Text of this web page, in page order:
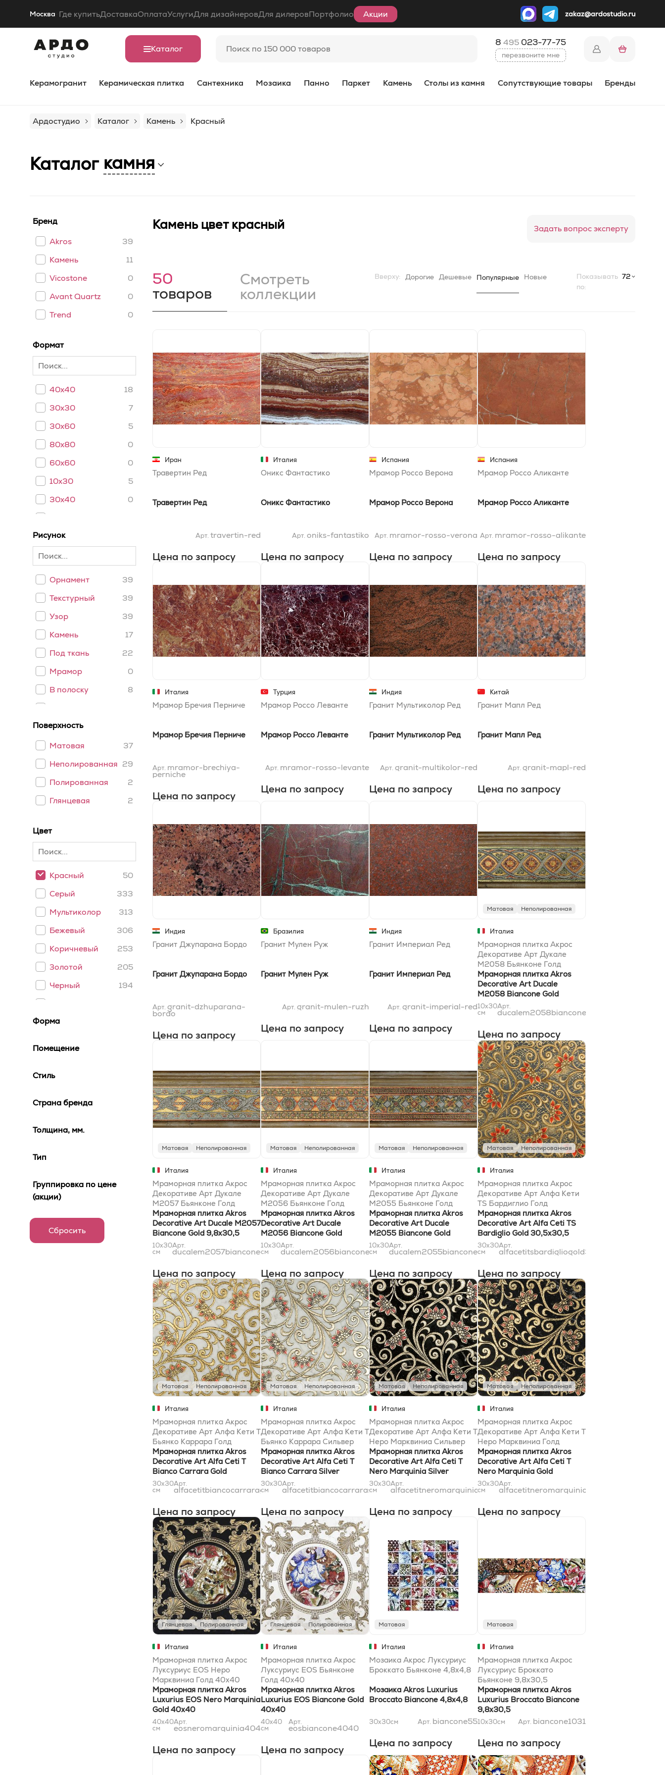
Москва Где купитьДоставкаОплатаУслугиДля дизайнеровДля дилеровПортфолио Акции zakaz@ardostudio.ru
Каталог
8 495 023-77-75
перезвоните мне
Керамогранит Керамическая плитка Сантехника Мозаика Панно Паркет Камень Столы из камня Сопутствующие товары Бренды
Ардостудио Каталог Камень Красный
Каталог камня
Бренд
Akros
39
Камень
11
Vicostone
0
Avant Quartz
0
Trend
0
Формат
40x40
18
30x30
7
30x60
5
80x80
0
60x60
0
10x30
5
30x40
0
30x35
35x35
Рисунок
Орнамент
39
Текстурный
39
Узор
39
Камень
17
Под ткань
22
Мрамор
0
В полоску
8
Мозаика
Под старину
0
Пэчворк
1
Травертин
0
Поверхность
Матовая
37
Неполированная 29
Полированная
2
Глянцевая
2
Цвет
Красный
50
Серый
333
Мультиколор
313
Бежевый
306
Коричневый
253
Золотой
205
Черный
194
Желтый
Зеленый
Медный
Розовый
Фиолетовый
Форма
Помещение
Стиль
Страна бренда
Толщина, мм.
Тип
Группировка по цене
(акции)
Камень цвет красный Задать вопрос эксперту
50
товаров
Смотреть
коллекции
Вверху: Дорогие Дешевые Популярные Новые
Показывать
по:
72
Иран
Травертин Ред
Травертин Ред
Арт. travertin-red
Цена по запросу
Италия
Оникс Фантастико
Оникс Фантастико
Арт. oniks-fantastiko
Цена по запросу
Испания
Мрамор Россо Верона
Мрамор Россо Верона
Арт. mramor-rosso-verona
Цена по запросу
Испания
Мрамор Россо Аликанте
Мрамор Россо Аликанте
Арт. mramor-rosso-alikante
Цена по запросу
Италия
Мрамор Бречия Перниче
Мрамор Бречия Перниче
Арт. mramor-brechiya-
perniche
Цена по запросу
Турция
Мрамор Россо Леванте
Мрамор Россо Леванте
Арт. mramor-rosso-levante
Цена по запросу
Индия
Гранит Мультиколор Ред
Гранит Мультиколор Ред
Арт. granit-multikolor-red
Цена по запросу
Китай
Гранит Мапл Ред
Гранит Мапл Ред
Арт. granit-mapl-red
Цена по запросу
Индия
Гранит Джупарана Бордо
Гранит Джупарана Бордо
Арт. granit-dzhuparana-
bordo
Цена по запросу
Бразилия
Гранит Мулен Руж
Гранит Мулен Руж
Арт. granit-mulen-ruzh
Цена по запросу
Индия
Гранит Империал Ред
Гранит Империал Ред
Арт. granit-imperial-red
Цена по запросу
Матовая Неполированная
Италия
Мраморная плитка Акрос
Декоративе Арт Дукале
M2058 Бьянконе Голд
9,8x30,5
Мраморная плитка Akros
Decorative Art Ducale
M2058 Biancone Gold
9,8x30,5
10x30
см
Арт.
ducalem2058bianconegold10x31
Цена по запросу
Матовая Неполированная
Италия
Мраморная плитка Акрос
Декоративе Арт Дукале
M2057 Бьянконе Голд
9,8x30,5
Мраморная плитка Akros
Decorative Art Ducale M2057
Biancone Gold 9,8x30,5
10x30
см
Арт.
ducalem2057bianconegold10x31
Цена по запросу
Матовая Неполированная
Италия
Мраморная плитка Акрос
Декоративе Арт Дукале
M2056 Бьянконе Голд
9,8x30,5
Мраморная плитка Akros
Decorative Art Ducale
M2056 Biancone Gold
9,8x30,5
10x30
см
Арт.
ducalem2056bianconegold10x31
Цена по запросу
Матовая Неполированная
Италия
Мраморная плитка Акрос
Декоративе Арт Дукале
M2055 Бьянконе Голд
9,8x30,5
Мраморная плитка Akros
Decorative Art Ducale
M2055 Biancone Gold
9,8x30,5
10x30
см
Арт.
ducalem2055bianconegold10x31
Цена по запросу
Матовая Неполированная
Италия
Мраморная плитка Акрос
Декоративе Арт Алфа Кети
TS Бардиглио Голд
30,5x30,5
Мраморная плитка Akros
Decorative Art Alfa Ceti TS
Bardiglio Gold 30,5x30,5
30x30
см
Арт.
alfacetitsbardigliogold31x31
Цена по запросу
Матовая Неполированная
Италия
Мраморная плитка Акрос
Декоративе Арт Алфа Кети T
Бьянко Каррара Голд
30,5x30,5
Мраморная плитка Akros
Decorative Art Alfa Ceti T
Bianco Carrara Gold
30,5x30,5
30x30
см
Арт.
alfacetitbiancocarraragold31x31
Цена по запросу
Матовая Неполированная
Италия
Мраморная плитка Акрос
Декоративе Арт Алфа Кети T
Бьянко Каррара Сильвер
30,5x30,5
Мраморная плитка Akros
Decorative Art Alfa Ceti T
Bianco Carrara Silver
30,5x30,5
30x30
см
Арт.
alfacetitbiancocarrarasilver31x31
Цена по запросу
Матовая Неполированная
Италия
Мраморная плитка Акрос
Декоративе Арт Алфа Кети T
Неро Марквиниа Сильвер
30,5x30,5
Мраморная плитка Akros
Decorative Art Alfa Ceti T
Nero Marquinia Silver
30,5x30,5
30x30
см
Арт.
alfacetitneromarquiniasilver31x31
Цена по запросу
Матовая Неполированная
Италия
Мраморная плитка Акрос
Декоративе Арт Алфа Кети T
Неро Марквиниа Голд
30,5x30,5
Мраморная плитка Akros
Decorative Art Alfa Ceti T
Nero Marquinia Gold
30,5x30,5
30x30
см
Арт.
alfacetitneromarquiniagold31x31
Цена по запросу
Глянцевая Полированная
Италия
Мраморная плитка Акрос
Луксуриус EOS Неро
Марквиниа Голд 40x40
Мраморная плитка Akros
Luxurius EOS Nero Marquinia
Gold 40x40
40x40
см
Арт.
eosneromarquinia4040
Цена по запросу
Глянцевая Полированная
Италия
Мраморная плитка Акрос
Луксуриус EOS Бьянконе
Голд 40x40
Мраморная плитка Akros
Luxurius EOS Biancone Gold
40x40
40x40
см
Арт.
eosbiancone4040
Цена по запросу
Матовая
Италия
Мозаика Акрос Луксуриус
Броккато Бьянконе 4,8x4,8
Мозаика Akros Luxurius
Broccato Biancone 4,8x4,8
30x30см Арт. biancone55
Цена по запросу
Матовая
Италия
Мраморная плитка Акрос
Луксуриус Броккато
Бьянконе 9,8x30,5
Мраморная плитка Akros
Luxurius Broccato Biancone
9,8x30,5
10x30см Арт. biancone1031
Цена по запросу